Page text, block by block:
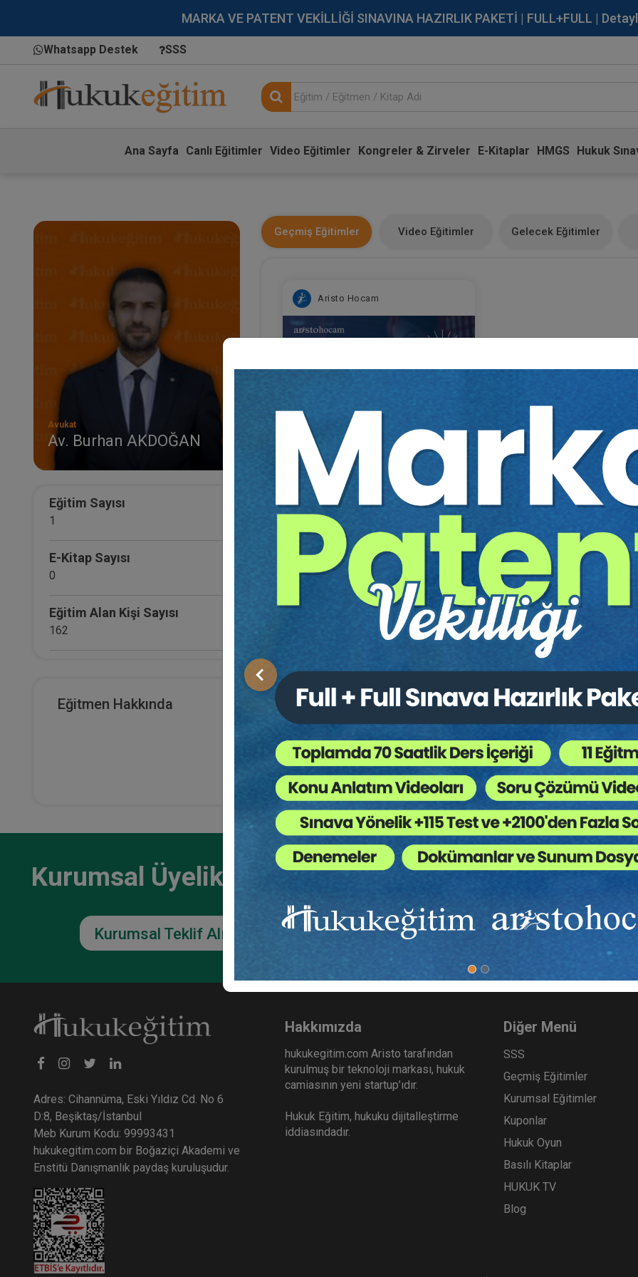
MARKA VE PATENT VEKİLLİĞİ SINAVINA HAZIRLIK PAKETİ | FULL+FULL |
Whatsapp Destek SSS
Ana Sayfa Canlı Eğitimler Video Eğitimler Kongreler & Zirveler E-Kitaplar HMGS Hukuk
Önceki
Avukat
Av. Burhan AKDOĞAN
Eğitim Sayısı
1
E-Kitap Sayısı
0
Eğitim Alan Kişi Sayısı
162
Geçmiş Eğitimler Video Eğitimler Gelecek Eğitimler
Aristo Hocam
Aristo Hocam HMGS 2025 NİSAN
Eğitim Yapıldı Tekrar Talep Et
Eğitmen Hakkında
Kurumsal Üyelikler İçin
Kurumsal Teklif Alın
Ekibinizin hukuk bilgisini yükseltin, kaliteli içeriklerle
Ekibinize, Hukuk Eğitim’in birbirinden kaliteli
sınırsız erişim imkanı sunun.
Adres: Cihannüma, Eski Yıldız Cd. No 6
D:8, Beşiktaş/İstanbul
Meb Kurum Kodu: 99993431
hukukegitim.com bir Boğaziçi Akademi ve
Enstitü Danışmanlık paydaş kuruluşudur.
Hakkımızda
hukukegitim.com Aristo tarafından
kurulmuş bir teknoloji markası, hukuk
camiasının yeni startup’ıdır.
Hukuk Eğitim, hukuku dijitalleştirme
iddiasındadır.
Diğer Menü
SSS
Geçmiş Eğitimler
Kurumsal Eğitimler
Kuponlar
Hukuk Oyun
Basılı Kitaplar
HUKUK TV
Blog